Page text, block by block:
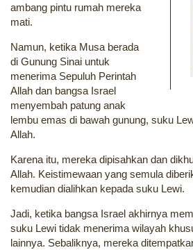
ambang pintu rumah mereka
mati.
Namun, ketika Musa berada
di Gunung Sinai untuk
menerima Sepuluh Perintah
Allah dan bangsa Israel
menyembah patung anak
lembu emas di bawah gunung, suku
Allah.
Karena itu, mereka dipisahkan dan
Allah. Keistimewaan yang semula
kemudian dialihkan kepada suku Lewi.
Jadi, ketika bangsa Israel akhirnya
suku Lewi tidak menerima wilayah
lainnya. Sebaliknya, mereka